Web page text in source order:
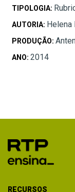
TIPOLOGIA:
AUTORIA: Helena
PRODUÇÃO:
ANO: 2014
RECURSOS